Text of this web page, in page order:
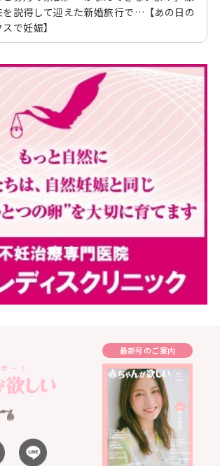
を説得して迎えた新婚旅行で…【あの日の
で妊娠】
最新号のご案内